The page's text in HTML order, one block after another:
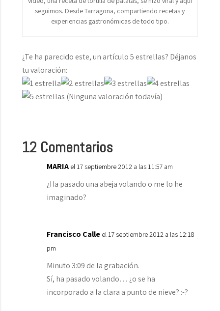
seguimos. Desde Tarragona, compartiendo recetas y
experiencias gastronómicas de todo tipo.
¿Te ha parecido este, un artículo 5 estrellas? Déjanos
tu valoración:
(Ninguna valoración todavía)
12 Comentarios
MARIA el 17 septiembre 2012 a las 11:57 am
¿Ha pasado una abeja volando o me lo he
imaginado?
Francisco Calle el 17 septiembre 2012 a las 12:18
pm
Minuto 3:09 de la grabación.
Sí, ha pasado volando… ¿o se ha
incorporado a la clara a punto de nieve? :-?